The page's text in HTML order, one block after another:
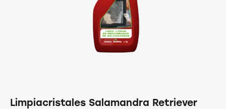
Limpiacristales Salamandra Retriever